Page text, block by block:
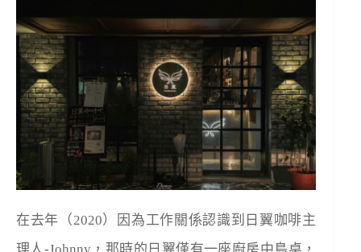
在去年（2020）因為工作關係認識到日翼咖啡主